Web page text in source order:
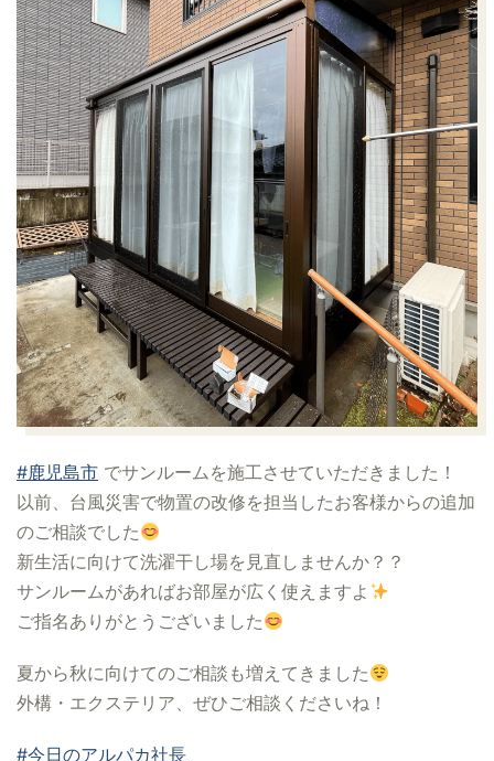
#鹿児島市 でサンルームを施工させていただきました！
以前、台風災害で物置の改修を担当したお客様からの追加
のご相談でした
新生活に向けて洗濯干し場を見直しませんか？？
サンルームがあればお部屋が広く使えますよ
ご指名ありがとうございました
夏から秋に向けてのご相談も増えてきました
外構・エクステリア、ぜひご相談くださいね！
#今日のアルパカ社長